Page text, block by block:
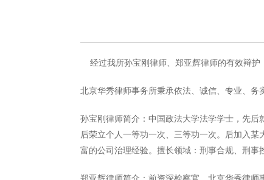
经过我所孙宝刚律师、郑亚辉律师的有效辩护
北京华秀律师事务所秉承依法、诚信、专业、务
孙宝刚律师简介： 中国政法大学法学学士，先后
后荣立个人一等功一次、三等功一次。后加入
富的公司治理经验。擅长领域：刑事合规、刑事